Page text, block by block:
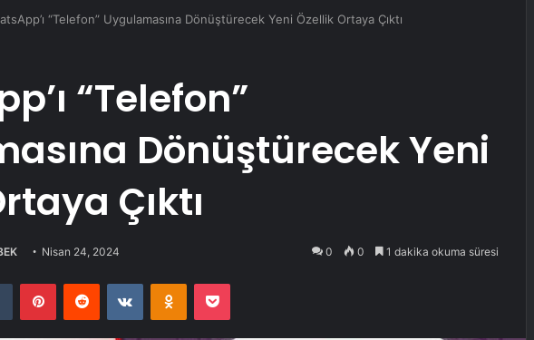
“Telefon” Uygulamasına Dönüştürecek Yeni Özellik Ortaya Çıktı
“Telefon”
Dönüştürecek Yeni
Çıktı
Nisan 24, 2024 0 0 1 dakika okuma süresi
Tumblr PinterestReddit VKontakteOdnoklassniki
Pocket